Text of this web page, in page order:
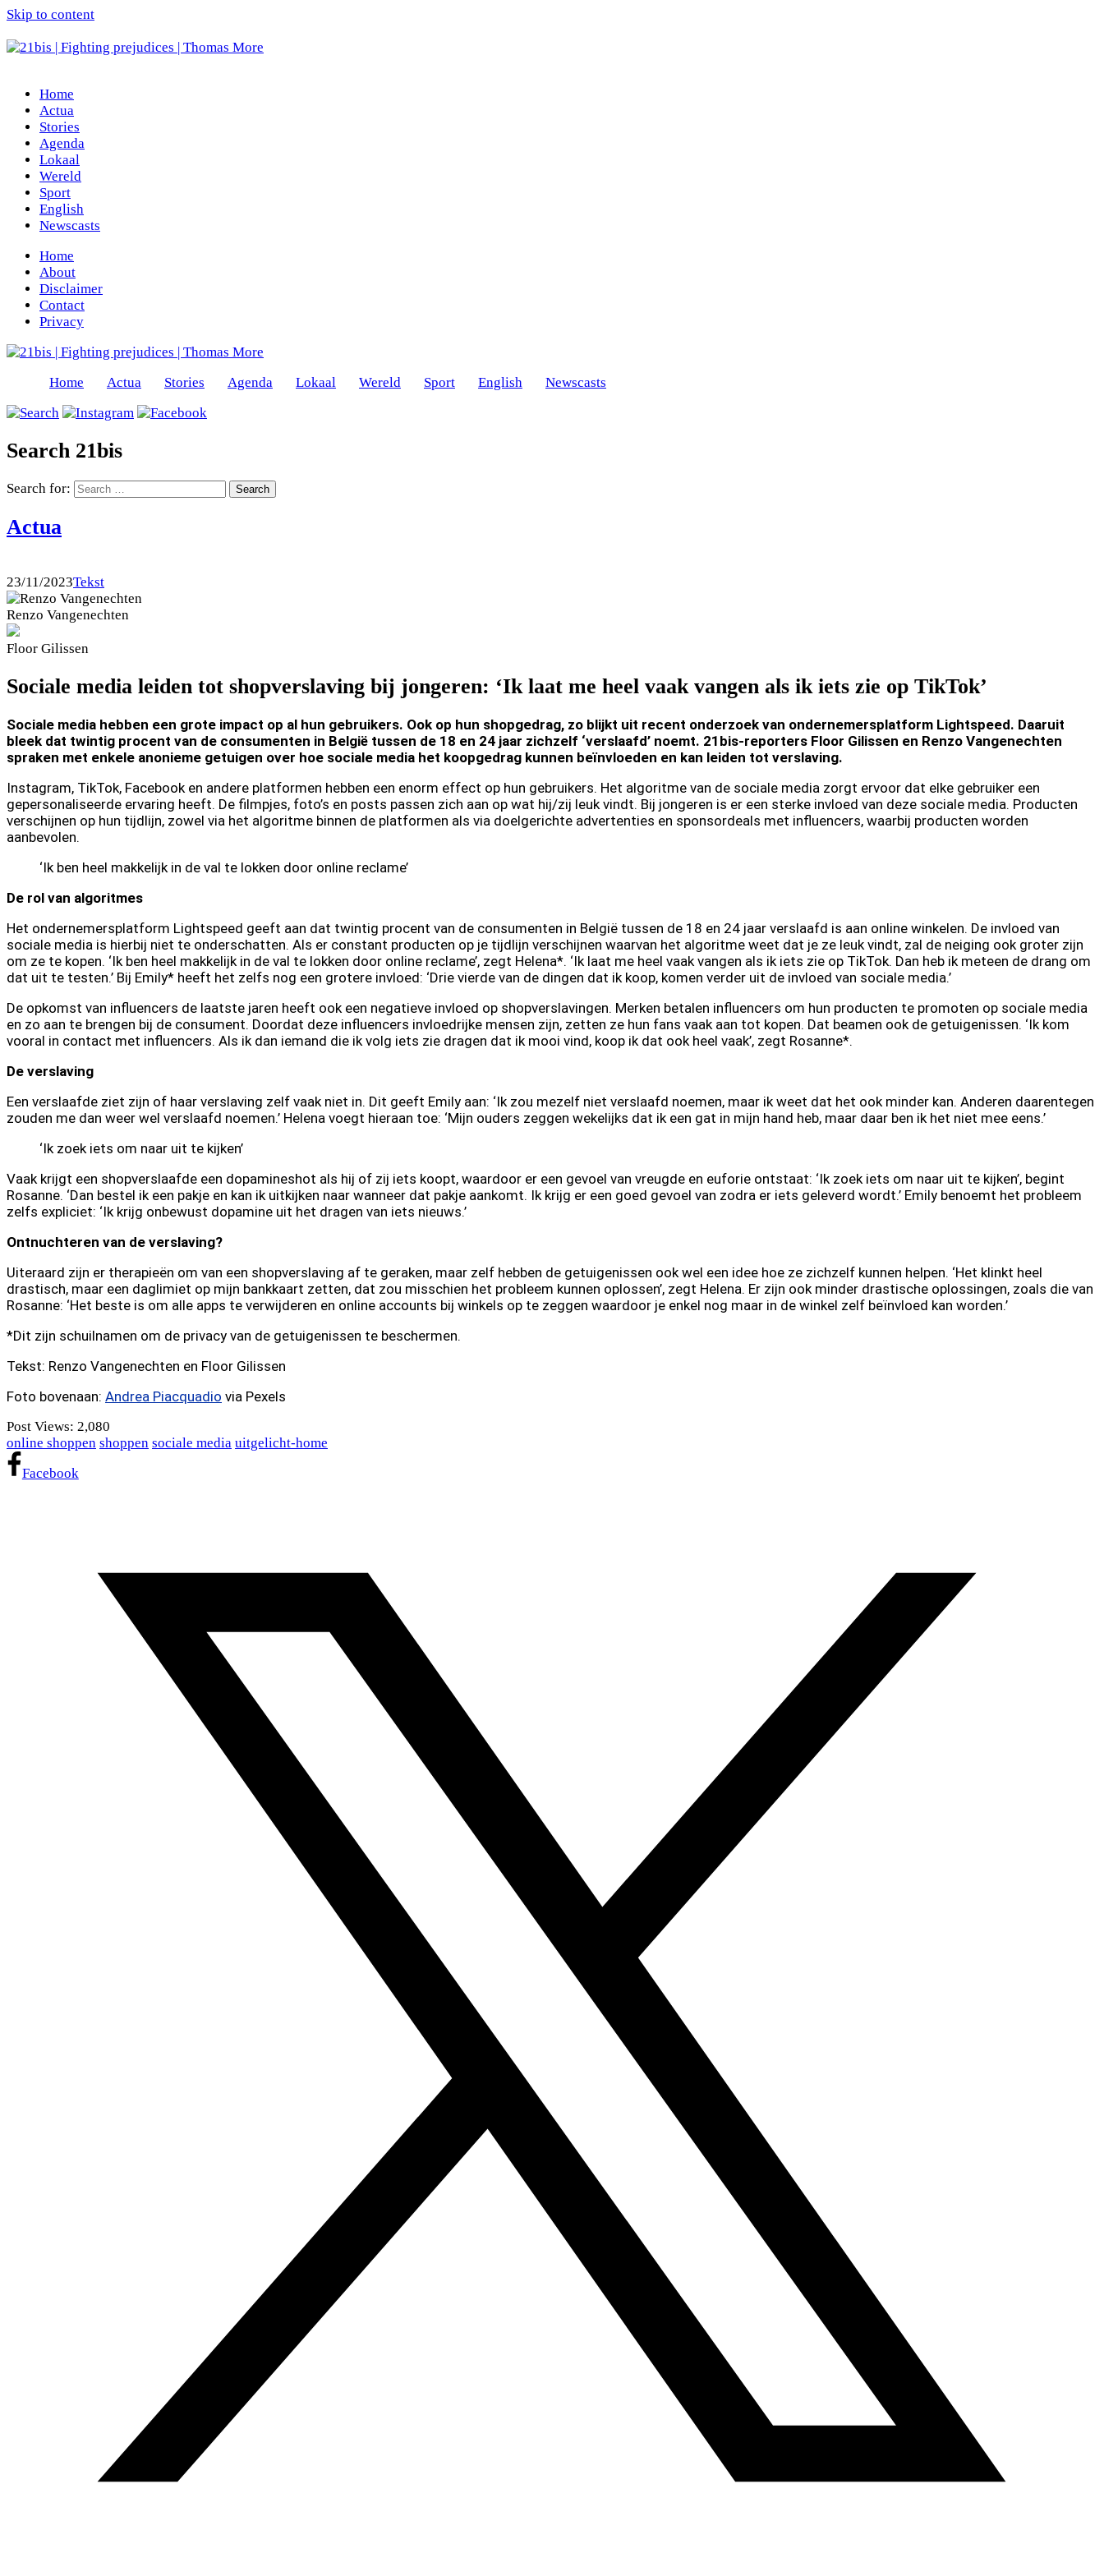
Skip to content
Home
Actua
Stories
Agenda
Lokaal
Wereld
Sport
English
Newscasts
Home
About
Disclaimer
Contact
Privacy
Home Actua Stories Agenda Lokaal Wereld Sport English Newscasts
Search 21bis
Search for:
Actua
23/11/2023Tekst
Renzo Vangenechten
Floor Gilissen
Sociale media leiden tot shopverslaving bij jongeren: ‘Ik laat me heel vaak vangen als ik iets zie op TikTok’
Sociale media hebben een grote impact op al hun gebruikers. Ook op hun shopgedrag, zo blijkt uit recent onderzoek van ondernemersplatform Lightspeed. Daaruit
bleek dat twintig procent van de consumenten in België tussen de 18 en 24 jaar zichzelf ‘verslaafd’ noemt. 21bis-reporters Floor Gilissen en Renzo Vangenechten
spraken met enkele anonieme getuigen over hoe sociale media het koopgedrag kunnen beïnvloeden en kan leiden tot verslaving.
Instagram, TikTok, Facebook en andere platformen hebben een enorm effect op hun gebruikers. Het algoritme van de sociale media zorgt ervoor dat elke gebruiker een
gepersonaliseerde ervaring heeft. De filmpjes, foto’s en posts passen zich aan op wat hij/zij leuk vindt. Bij jongeren is er een sterke invloed van deze sociale media. Producten
verschijnen op hun tijdlijn, zowel via het algoritme binnen de platformen als via doelgerichte advertenties en sponsordeals met influencers, waarbij producten worden
aanbevolen.
‘Ik ben heel makkelijk in de val te lokken door online reclame’
De rol van algoritmes
Het ondernemersplatform Lightspeed geeft aan dat twintig procent van de consumenten in België tussen de 18 en 24 jaar verslaafd is aan online winkelen. De invloed van
sociale media is hierbij niet te onderschatten. Als er constant producten op je tijdlijn verschijnen waarvan het algoritme weet dat je ze leuk vindt, zal de neiging ook groter zijn
om ze te kopen. ‘Ik ben heel makkelijk in de val te lokken door online reclame’, zegt Helena*. ‘Ik laat me heel vaak vangen als ik iets zie op TikTok. Dan heb ik meteen de drang om
dat uit te testen.’ Bij Emily* heeft het zelfs nog een grotere invloed: ‘Drie vierde van de dingen dat ik koop, komen verder uit de invloed van sociale media.’
De opkomst van influencers de laatste jaren heeft ook een negatieve invloed op shopverslavingen. Merken betalen influencers om hun producten te promoten op sociale media
en zo aan te brengen bij de consument. Doordat deze influencers invloedrijke mensen zijn, zetten ze hun fans vaak aan tot kopen. Dat beamen ook de getuigenissen. ‘Ik kom
vooral in contact met influencers. Als ik dan iemand die ik volg iets zie dragen dat ik mooi vind, koop ik dat ook heel vaak’, zegt Rosanne*.
De verslaving
Een verslaafde ziet zijn of haar verslaving zelf vaak niet in. Dit geeft Emily aan: ‘Ik zou mezelf niet verslaafd noemen, maar ik weet dat het ook minder kan. Anderen daarentegen
zouden me dan weer wel verslaafd noemen.’ Helena voegt hieraan toe: ‘Mijn ouders zeggen wekelijks dat ik een gat in mijn hand heb, maar daar ben ik het niet mee eens.’
‘Ik zoek iets om naar uit te kijken’
Vaak krijgt een shopverslaafde een dopamineshot als hij of zij iets koopt, waardoor er een gevoel van vreugde en euforie ontstaat: ‘Ik zoek iets om naar uit te kijken’, begint
Rosanne. ‘Dan bestel ik een pakje en kan ik uitkijken naar wanneer dat pakje aankomt. Ik krijg er een goed gevoel van zodra er iets geleverd wordt.’ Emily benoemt het probleem
zelfs expliciet: ‘Ik krijg onbewust dopamine uit het dragen van iets nieuws.’
Ontnuchteren van de verslaving?
Uiteraard zijn er therapieën om van een shopverslaving af te geraken, maar zelf hebben de getuigenissen ook wel een idee hoe ze zichzelf kunnen helpen. ‘Het klinkt heel
drastisch, maar een daglimiet op mijn bankkaart zetten, dat zou misschien het probleem kunnen oplossen’, zegt Helena. Er zijn ook minder drastische oplossingen, zoals die van
Rosanne: ‘Het beste is om alle apps te verwijderen en online accounts bij winkels op te zeggen waardoor je enkel nog maar in de winkel zelf beïnvloed kan worden.’
*Dit zijn schuilnamen om de privacy van de getuigenissen te beschermen.
Tekst: Renzo Vangenechten en Floor Gilissen
Foto bovenaan: Andrea Piacquadio via Pexels
Post Views: 2,080
online shoppen shoppen sociale media uitgelicht-home
Facebook